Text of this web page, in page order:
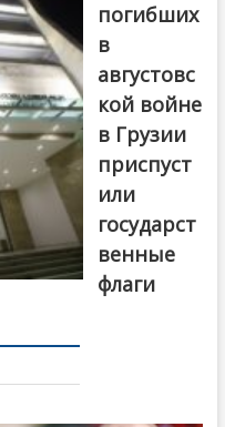
погибших
в
августовс
кой войне
в Грузии
приспуст
или
государст
венные
флаги